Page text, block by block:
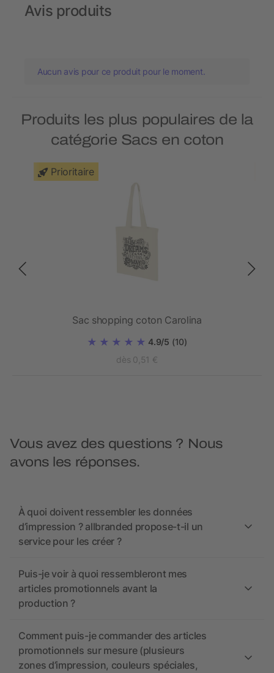
Avis produits
Aucun avis pour ce produit pour le moment.
Produits les plus populaires de la
catégorie Sacs en coton
Prioritaire
Sac shopping coton Carolina
4.9/5 (10)
dès 0,51 €
Vous avez des questions ? Nous
avons les réponses.
À quoi doivent ressembler les données
d’impression ? allbranded propose-t-il un
service pour les créer ?
Puis-je voir à quoi ressembleront mes
articles promotionnels avant la
production ?
Comment puis-je commander des articles
promotionnels sur mesure (plusieurs
zones d’impression, couleurs spéciales,